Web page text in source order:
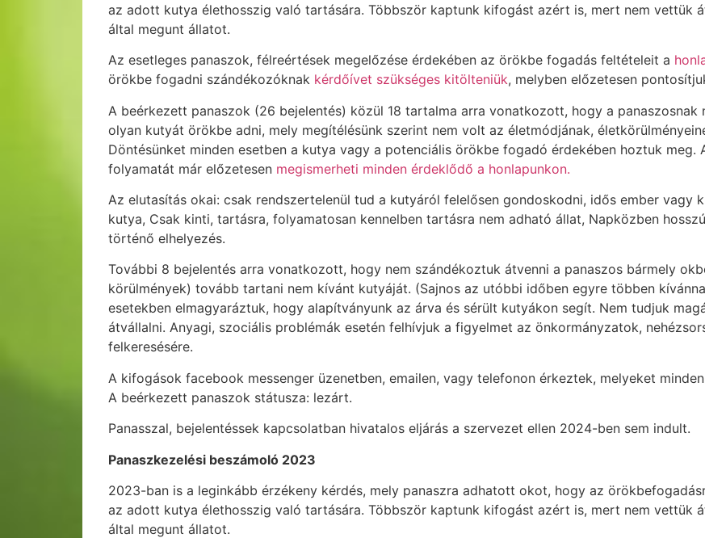
az adott kutya élethosszig való tartására. Többször kaptunk kifogást azért is, mert nem vettük
által megunt állatot.
Az esetleges panaszok, félreértések megelőzése érdekében az örökbe fogadás feltételeit a
örökbe fogadni szándékozóknak kérdőívet szükséges kitölteniük, melyben előzetesen
A beérkezett panaszok (26 bejelentés) közül 18 tartalma arra vonatkozott, hogy a panaszosnak
olyan kutyát örökbe adni, mely megítélésünk szerint nem volt az életmódjának,
Döntésünket minden esetben a kutya vagy a potenciális örökbe fogadó érdekében hoztuk
folyamatát már előzetesen megismerheti minden érdeklődő a honlapunkon.
Az elutasítás okai: csak rendszertelenül tud a kutyáról felelősen gondoskodni, idős ember vagy
kutya, Csak kinti, tartásra, folyamatosan kennelben tartásra nem adható állat, Napközben
történő elhelyezés.
További 8 bejelentés arra vonatkozott, hogy nem szándékoztuk átvenni a panaszos bármely
körülmények) tovább tartani nem kívánt kutyáját. (Sajnos az utóbbi időben egyre többen
esetekben elmagyaráztuk, hogy alapítványunk az árva és sérült kutyákon segít. Nem tudjuk
átvállalni. Anyagi, szociális problémák esetén felhívjuk a figyelmet az önkormányzatok,
felkeresésére.
A kifogások facebook messenger üzenetben, emailen, vagy telefonon érkeztek, melyeket
A beérkezett panaszok státusza: lezárt.
Panasszal, bejelentéssek kapcsolatban hivatalos eljárás a szervezet ellen 2024-ben sem indult.
Panaszkezelési beszámoló 2023
2023-ban is a leginkább érzékeny kérdés, mely panaszra adhatott okot, hogy az
az adott kutya élethosszig való tartására. Többször kaptunk kifogást azért is, mert nem vettük
által megunt állatot.